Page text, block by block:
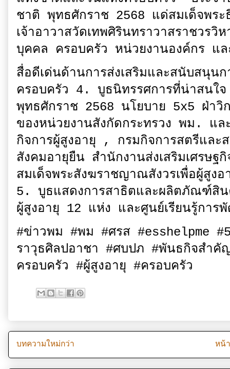
ชาติ พุทธศักราช 2568 แด่สมเด็จพ
เจ้าอาวาสวัดเทพศิรินทราวาสราชวร
บุคคล ครอบครัว หน่วยงานองค์กร แล
สื่อดีเด่นด้านการส่งเสริมและสนับสนุน
ครอบครัว 4. บูธนิทรรศการที่น่าสนใ
พุทธศักราช 2568 นโยบาย 5x5 ฝ่าวิ
ของหน่วยงานสังกัดกระทรวง พม. แ
กิจการผู้สูงอายุ , กรมกิจการสตรีแล
สังคมอายุยืน สำนักงานส่งเสริมเศรษ
สมเด็จพระสังฆราชญาณสังวรเพื่อผู้สู
5. บูธแสดงการสาธิตและผลิตภัณฑ์สิ
ผู้สูงอายุ 12 แห่ง และศูนย์เรียนรู้การ
#ข่าวพม #พม #ศรส #esshelpme
ราวุธศิลปอาชา #ศบปภ #พันธกิจสำคั
ครอบครัว #ผู้สูงอายุ #ครอบครัว
บทความใหม่กว่า หน้